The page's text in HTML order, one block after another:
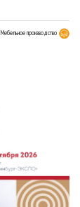
Мебельное производство